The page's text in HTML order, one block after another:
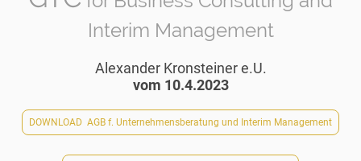
Interim Management
Alexander Kronsteiner e.U.
vom 10.4.2023
DOWNLOAD AGB f. Unternehmensberatung und Interim Management